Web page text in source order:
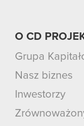
O CD
Grupa
Nasz biznes
Inwestorzy